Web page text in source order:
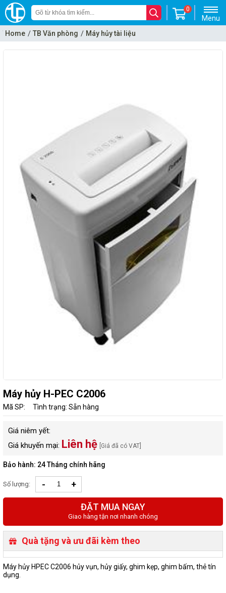
Menu
0
Home TB Văn phòng Máy hủy tài liệu
Máy hủy H-PEC C2006
Mã SP: Tình trạng: Sẵn hàng
Giá niêm yết:
Giá khuyến mại: Liên hệ [Giá đã có VAT]
Bảo hành: 24 Tháng chính hãng
Số lượng: - +
ĐẶT MUA NGAY
Giao hàng tận nơi nhanh chóng
Quà tặng và ưu đãi kèm theo
Máy hủy HPEC C2006 hủy vụn, hủy giấy, ghim kẹp, ghim bấm, thẻ tín
dụng.